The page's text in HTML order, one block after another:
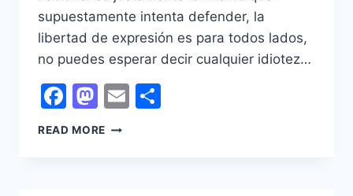
supuestamente intenta defender, la
libertad de expresión es para todos lados,
no puedes esperar decir cualquier idiotez…
Facebook
Mastodon
Email
READ MORE MARKO,